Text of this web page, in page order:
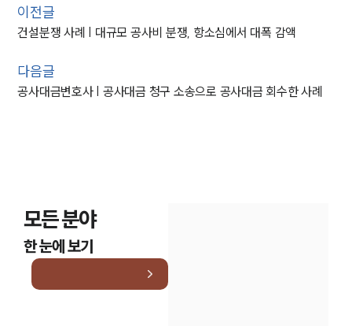
이전글
건설분쟁 사례 | 대규모 공사비 분쟁, 항소심에서 대폭 감액
다음글
공사대금변호사 | 공사대금 청구 소송으로 공사대금 회수한 사례
모든 분야
한 눈에 보기